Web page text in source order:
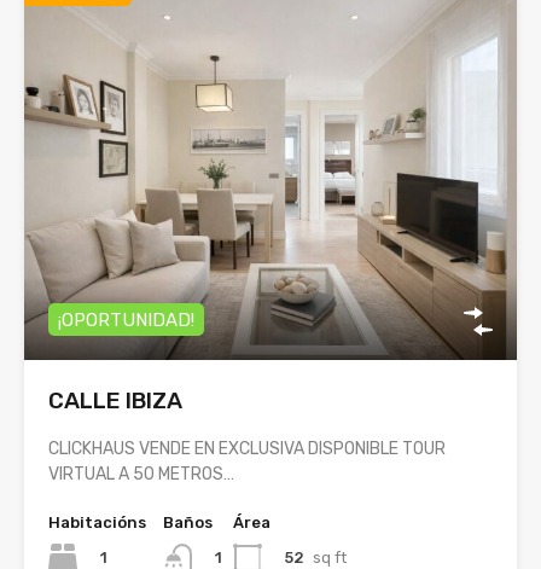
¡OPORTUNIDAD!
CALLE IBIZA
CLICKHAUS VENDE EN EXCLUSIVA DISPONIBLE TOUR
VIRTUAL A 50 METROS…
Habitacións
1
Baños
1
Área
52 sq ft